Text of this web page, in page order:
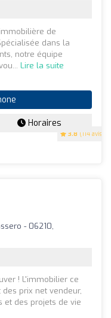
3.8 (114 avis)
de
dans la
notre équipe
Lire la suite
Horaires
- 06210,
! L'immobilier ce
prix net vendeur,
et des projets de vie